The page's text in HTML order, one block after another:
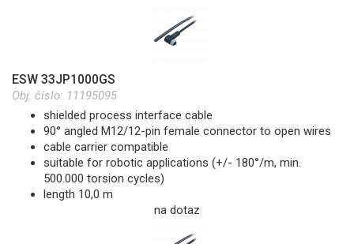
ESW 33JP1000GS
Obj. číslo: 11195095
shielded process interface cable
90° angled M12/12-pin female connector to open wires
cable carrier compatible
suitable for robotic applications (+/- 180°/m, min.
500.000 torsion cycles)
length 10,0 m
na dotaz